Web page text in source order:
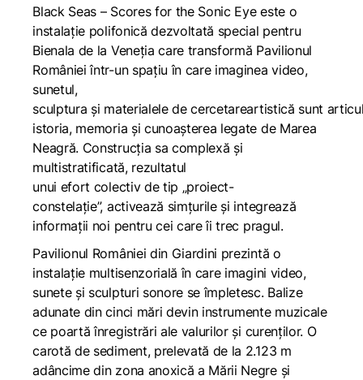
Black Seas – Scores for the Sonic Eyeeste o
instalație polifonică dezvoltată special pentru
Bienala de la Veneția care transformă Pavilionul
României într-un spațiu în care imaginea video,
sunetul,
sculptura și materialele de cercetareartistică sunt
istoria, memoria și cunoașterea legate de Marea
Neagră. Construcția sa complexă și
multistratificată, rezultatul
unui efort colectiv de tip „proiect-
constelație”, activează simțurile și integrează
informații noi pentru cei care îi trec pragul.
Pavilionul României din Giardini prezintă o
instalație multisenzorială în care imagini video,
sunete și sculpturi sonore se împletesc. Balize
adunate din cinci mări devin instrumente muzicale
ce poartă înregistrări ale valurilor și curenților. O
carotă de sediment, prelevată de la 2.123 m
adâncime din zona anoxică a Mării Negre și